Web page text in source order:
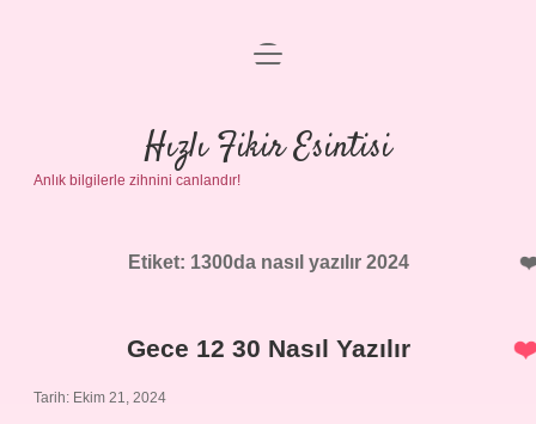
Anasayfa
Gizlilik Politikası
Yasal Uyarı
menüyü
Hızlı Fikir Esintisi
Anlık bilgilerle zihnini canlandır!
Etiket: 1300da nasıl yazılır 2024
Gece 12 30 Nasıl Yazılır
Tarih: Ekim 21, 2024